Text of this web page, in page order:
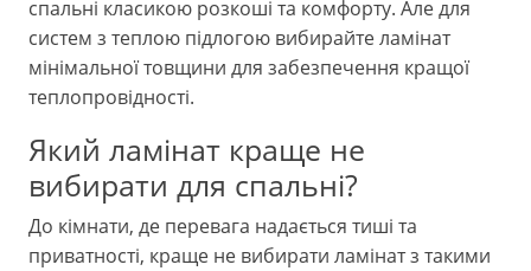
спальні класикою розкоші та комфорту. Але для
систем з теплою підлогою вибирайте ламінат
мінімальної товщини для забезпечення кращої
теплопровідності.
Який ламінат краще не
вибирати для спальні?
До кімнати, де перевага надається тиші та
приватності, краще не вибирати ламінат з такими